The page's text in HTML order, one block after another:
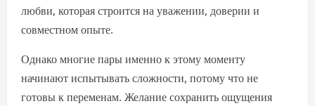
любви, которая строится на уважении, доверии и
совместном опыте.
Однако многие пары именно к этому моменту
начинают испытывать сложности, потому что не
готовы к переменам. Желание сохранить ощущения